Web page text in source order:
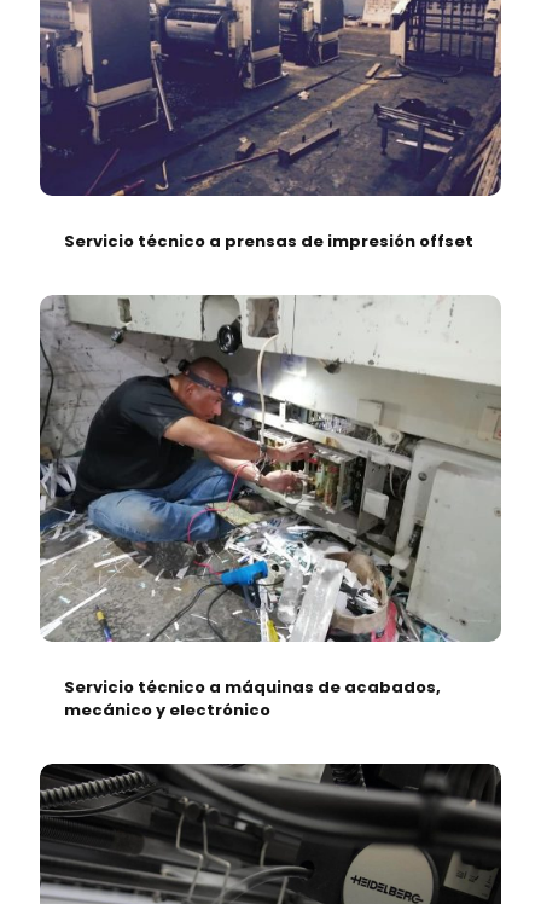
Servicio técnico a prensas de impresión offset
Servicio técnico a máquinas de acabados,
mecánico y electrónico